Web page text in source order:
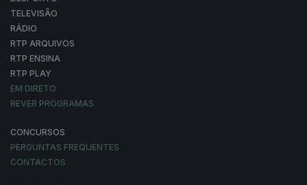
TELEVISÃO
RÁDIO
RTP ARQUIVOS
RTP ENSINA
RTP PLAY
EM DIRETO
REVER PROGRAMAS
CONCURSOS
PERGUNTAS FREQUENTES
CONTACTOS